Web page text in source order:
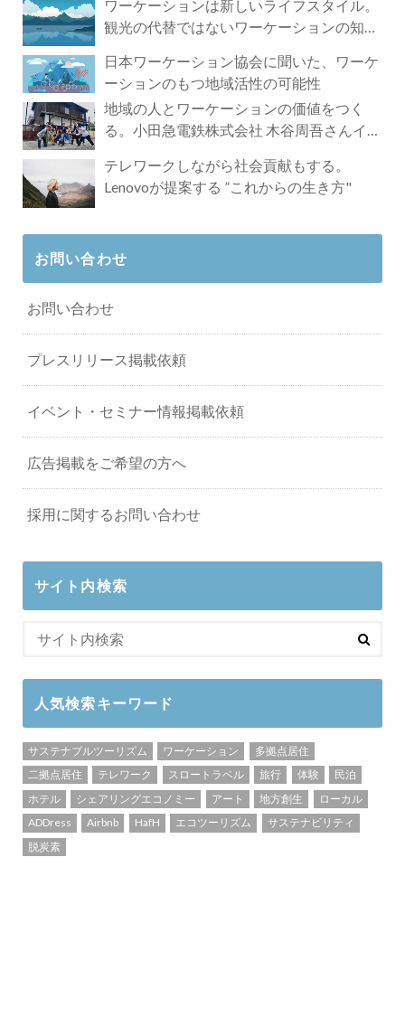
ワーケーションは新しいライフスタイル。
観光の代替ではないワーケーションの知ら
日本ワーケーション協会に聞いた、ワーケ
ーションのもつ地域活性の可能性
地域の人とワーケーションの価値をつく
る。小田急電鉄株式会社 木谷周吾さんイン
テレワークしながら社会貢献もする。
Lenovoが提案する ”これからの生き方"
お問い合わせ
お問い合わせ
プレスリリース掲載依頼
イベント・セミナー情報掲載依頼
広告掲載をご希望の方へ
採用に関するお問い合わせ
サイト内検索
人気検索キーワード
サステナブルツーリズム ワーケーション
多拠点居住
二拠点居住
テレワーク スロートラベル 旅行 体験
民泊
ホテル
シェアリングエコノミー アート 地方創生
ローカル
ADDress
Airbnb HafH エコツーリズム
サステナビリティ
脱炭素